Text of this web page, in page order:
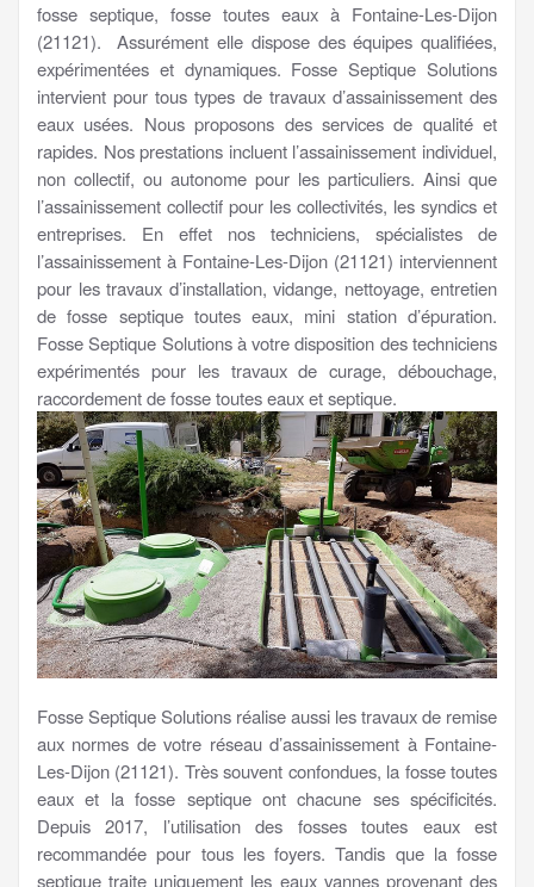
fosse septique, fosse toutes eaux à Fontaine-Les-Dijon
(21121). Assurément elle dispose des équipes qualifiées,
expérimentées et dynamiques. Fosse Septique Solutions
intervient pour tous types de travaux d’assainissement des
eaux usées. Nous proposons des services de qualité et
rapides. Nos prestations incluent l’assainissement individuel,
non collectif, ou autonome pour les particuliers. Ainsi que
l’assainissement collectif pour les collectivités, les syndics et
entreprises. En effet nos techniciens, spécialistes de
l’assainissement à Fontaine-Les-Dijon (21121) interviennent
pour les travaux d’installation, vidange, nettoyage, entretien
de fosse septique toutes eaux, mini station d’épuration.
Fosse Septique Solutions à votre disposition des techniciens
expérimentés pour les travaux de curage, débouchage,
raccordement de fosse toutes eaux et septique.
Fosse Septique Solutions réalise aussi les travaux de remise
aux normes de votre réseau d’assainissement à Fontaine-
Les-Dijon (21121). Très souvent confondues, la fosse toutes
eaux et la fosse septique ont chacune ses spécificités.
Depuis 2017, l’utilisation des fosses toutes eaux est
recommandée pour tous les foyers. Tandis que la fosse
septique traite uniquement les eaux vannes provenant des